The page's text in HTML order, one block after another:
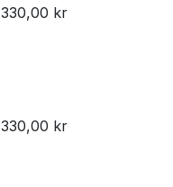
330,00 kr
330,00 kr